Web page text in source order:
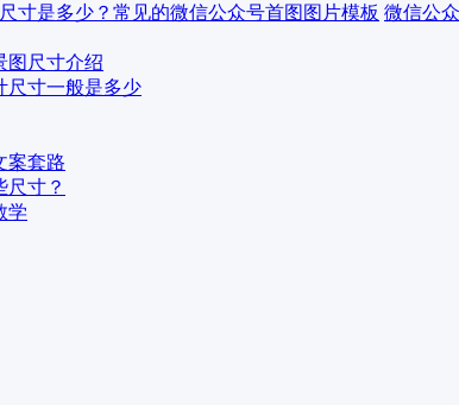
微信公
图尺寸介绍
尺寸一般是多少
案套路
尺寸？
学